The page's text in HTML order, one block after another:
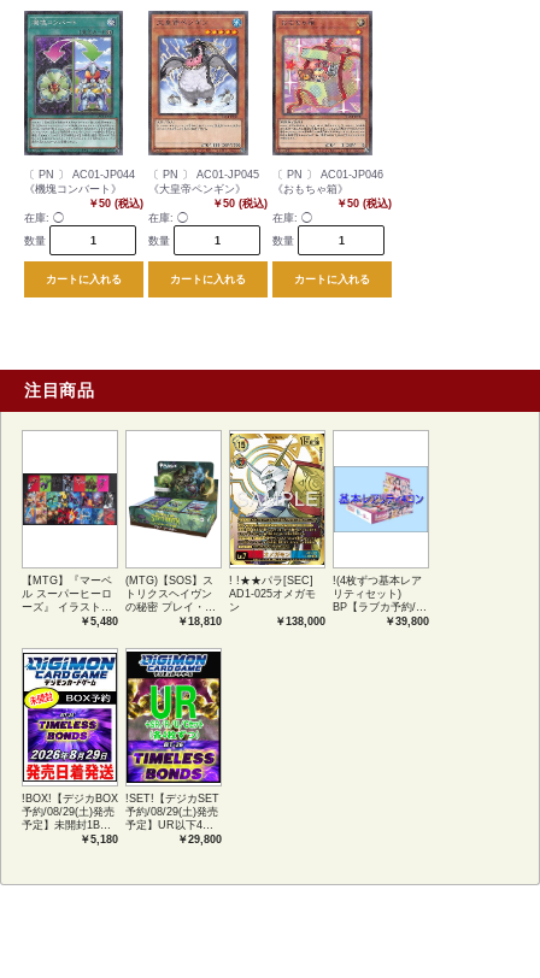
〔 PN 〕 AC01-JP044
《機塊コンバート》
￥50 (税込)
在庫: ◯
数量
カートに入れる
〔 PN 〕 AC01-JP045
《大皇帝ペンギン》
￥50 (税込)
在庫: ◯
数量
カートに入れる
〔 PN 〕 AC01-JP046
《おもちゃ箱》
￥50 (税込)
在庫: ◯
数量
カートに入れる
注目商品
【MTG】『マーベ
ル スーパーヒーロ
ーズ』 イラストコ
レクション 54種コ
アートカード(JPN)
￥5,480
(MTG)【SOS】ス
トリクスヘイヴン
の秘密 プレイ・ブ
ースター1BOX日本
￥18,810
! !★★パラ[SEC]
AD1-025オメガモ
ン
￥138,000
!(4枚ずつ基本レア
リティセット)
BP【ラブカ予約/08
￥39,800
!BOX!【デジカBOX
予約/08/29(土)発売
予定】未開封1BOX
￥5,180
!SET!【デジカSET
予約/08/29(土)発売
予定】UR以下4コ
ンセット 【BT-￥29,800